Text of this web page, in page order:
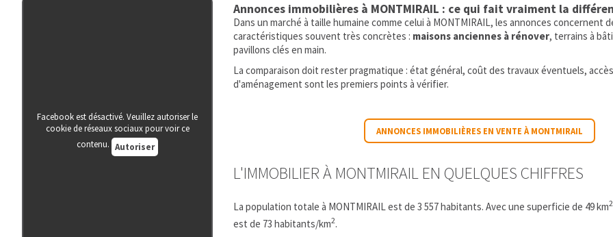
Facebook est désactivé. Veuillez autoriser le
cookie de réseaux sociaux pour voir ce
contenu. Autoriser
Annonces immobilières à MONTMIRAIL : ce qui fait vraiment la
Dans un marché à taille humaine comme celui à MONTMIRAIL, les annonces concernent
caractéristiques souvent très concrètes : maisons anciennes à rénover, terrains à
pavillons clés en main.
La comparaison doit rester pragmatique : état général, coût des travaux éventuels,
d'aménagement sont les premiers points à vérifier.
ANNONCES IMMOBILIÈRES EN VENTE À MONTMIRAIL
L'IMMOBILIER À MONTMIRAIL EN QUELQUES CHIFFRES
La population totale à MONTMIRAIL est de 3 557 habitants. Avec une superficie de 49 km2
est de 73 habitants/km2.